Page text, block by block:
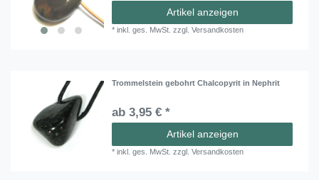
Artikel anzeigen
*inkl. ges. MwSt. zzgl.Versandkosten
Trommelstein gebohrt Chalcopyrit in Nephrit
ab 3,95 € *
Artikel anzeigen
*inkl. ges. MwSt. zzgl.Versandkosten